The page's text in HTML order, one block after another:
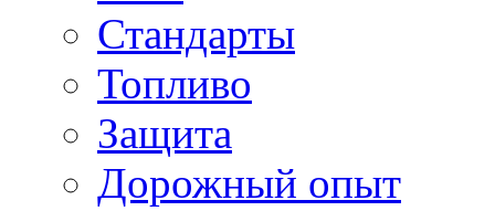
Стандарты
Топливо
Защита
Дорожный опыт